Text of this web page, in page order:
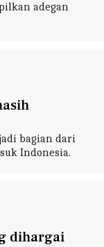
adegan
bagian dari
Indonesia.
dihargai